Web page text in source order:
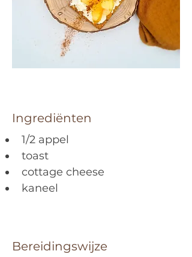
Ingrediënten
1/2 appel
toast
cottage cheese
kaneel
Bereidingswijze